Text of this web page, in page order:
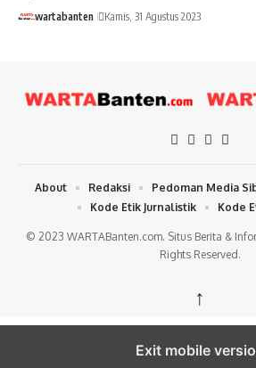
wartabanten Kamis, 31 Agustus 2023
© 2023 WARTABanten.com. Situs Berita &
Rights Reserved.
About Redaksi Pedoman Media
Kode Etik Jurnalistik
Kode
↑
Exit mobile